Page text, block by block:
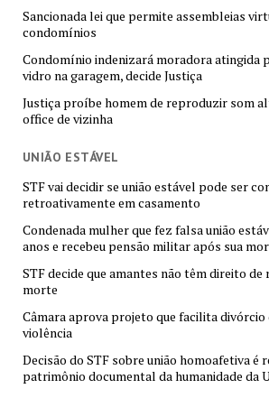
Sancionada lei que permite assembleias
condomínios
Condomínio indenizará moradora atingida
vidro na garagem, decide Justiça
Justiça proíbe homem de reproduzir som
office de vizinha
UNIÃO ESTÁVEL
STF vai decidir se união estável pode ser
retroativamente em casamento
Condenada mulher que fez falsa união
anos e recebeu pensão militar após sua
STF decide que amantes não têm direito
morte
Câmara aprova projeto que facilita divórcio
violência
Decisão do STF sobre união homoafetiva é
patrimônio documental da humanidade da